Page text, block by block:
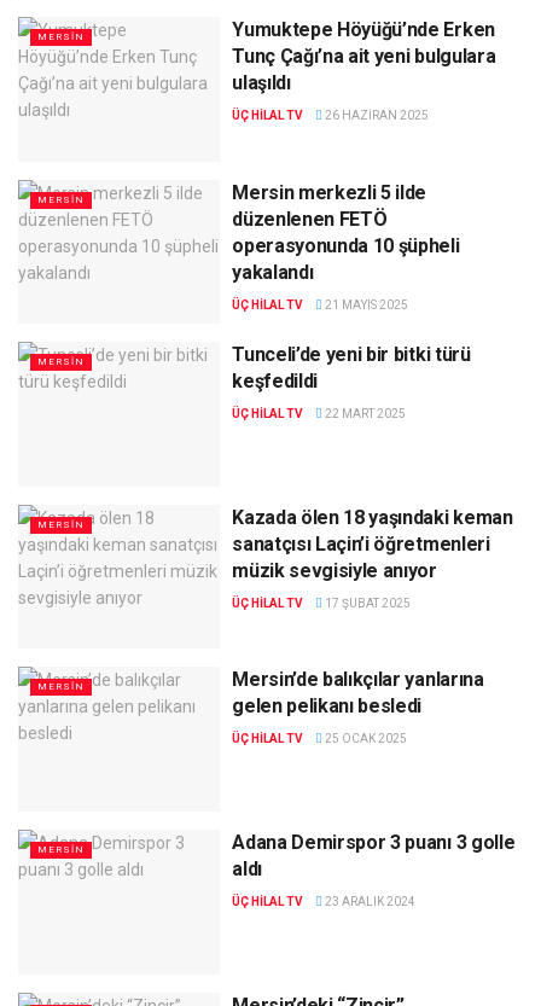
MERSIN
Yumuktepe Höyüğü’nde Erken
Tunç Çağı’na ait yeni bulgulara
ulaşıldı
ÜÇ HILAL TV 26 HAZIRAN 2025
MERSIN
Mersin merkezli 5 ilde
düzenlenen FETÖ
operasyonunda 10 şüpheli
yakalandı
ÜÇ HILAL TV 21 MAYIS 2025
MERSIN
Tunceli’de yeni bir bitki türü
keşfedildi
ÜÇ HILAL TV 22 MART 2025
MERSIN
Kazada ölen 18 yaşındaki keman
sanatçısı Laçin’i öğretmenleri
müzik sevgisiyle anıyor
ÜÇ HILAL TV 17 ŞUBAT 2025
MERSIN
Mersin’de balıkçılar yanlarına
gelen pelikanı besledi
ÜÇ HILAL TV 25 OCAK 2025
MERSIN
Adana Demirspor 3 puanı 3 golle
aldı
ÜÇ HILAL TV 23 ARALIK 2024